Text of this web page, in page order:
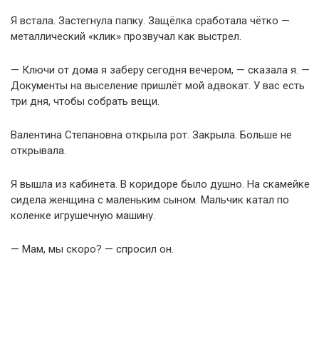
Я встала. Застегнула папку. Защёлка сработала чётко —
металлический «клик» прозвучал как выстрел.
— Ключи от дома я заберу сегодня вечером, — сказала я. —
Документы на выселение пришлёт мой адвокат. У вас есть
три дня, чтобы собрать вещи.
Валентина Степановна открыла рот. Закрыла. Больше не
открывала.
Я вышла из кабинета. В коридоре было душно. На скамейке
сидела женщина с маленьким сыном. Мальчик катал по
коленке игрушечную машину.
— Мам, мы скоро? — спросил он.